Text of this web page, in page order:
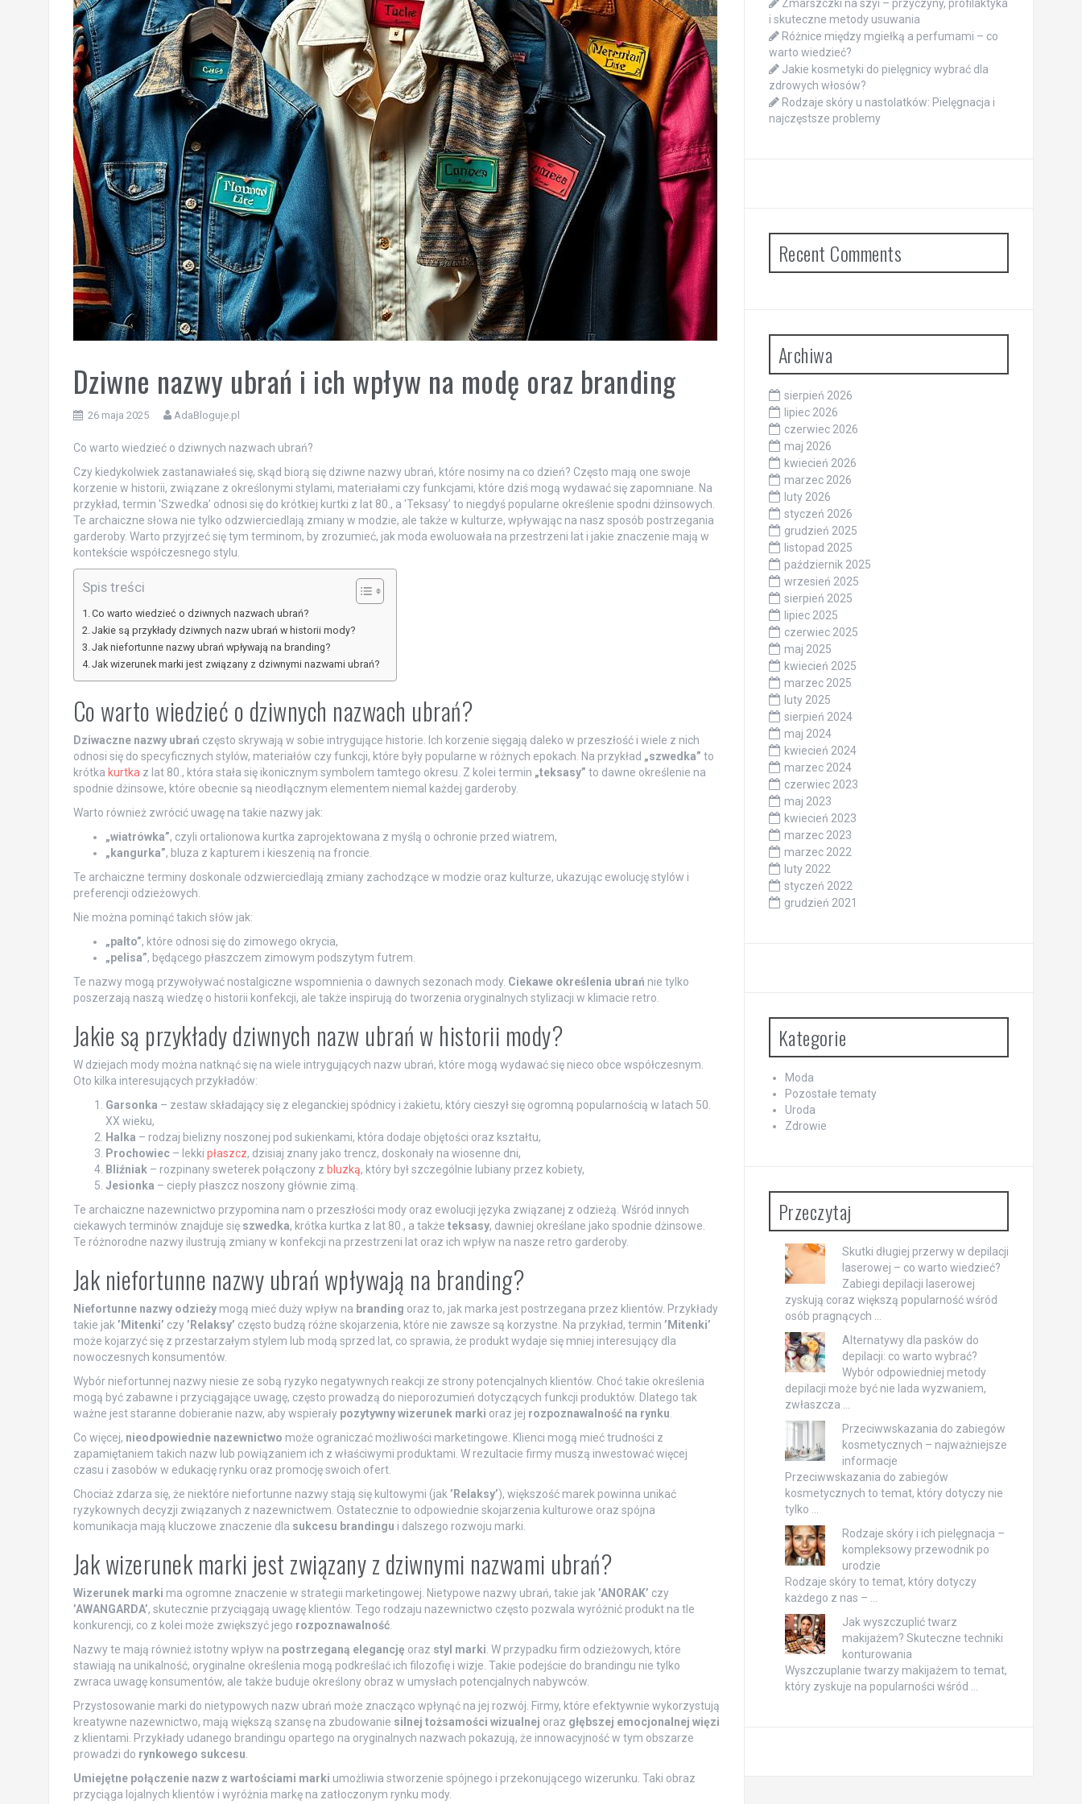
Dziwne nazwy ubrań i ich wpływ na modę oraz branding
26 maja 2025 AdaBloguje.pl
Co warto wiedzieć o dziwnych nazwach ubrań?
Czy kiedykolwiek zastanawiałeś się, skąd biorą się dziwne nazwy ubrań, które nosimy na co dzień? Często mają one swoje
korzenie w historii, związane z określonymi stylami, materiałami czy funkcjami, które dziś mogą wydawać się zapomniane. Na
przykład, termin 'Szwedka’ odnosi się do krótkiej kurtki z lat 80., a 'Teksasy’ to niegdyś popularne określenie spodni dżinsowych.
Te archaiczne słowa nie tylko odzwierciedlają zmiany w modzie, ale także w kulturze, wpływając na nasz sposób postrzegania
garderoby. Warto przyjrzeć się tym terminom, by zrozumieć, jak moda ewoluowała na przestrzeni lat i jakie znaczenie mają w
kontekście współczesnego stylu.
Spis treści
Co warto wiedzieć o dziwnych nazwach ubrań?
Jakie są przykłady dziwnych nazw ubrań w historii mody?
Jak niefortunne nazwy ubrań wpływają na branding?
Jak wizerunek marki jest związany z dziwnymi nazwami ubrań?
Co warto wiedzieć o dziwnych nazwach ubrań?
Dziwaczne nazwy ubrań często skrywają w sobie intrygujące historie. Ich korzenie sięgają daleko w przeszłość i wiele z nich
odnosi się do specyficznych stylów, materiałów czy funkcji, które były popularne w różnych epokach. Na przykład „szwedka” to
krótka kurtka z lat 80., która stała się ikonicznym symbolem tamtego okresu. Z kolei termin „teksasy” to dawne określenie na
spodnie dżinsowe, które obecnie są nieodłącznym elementem niemal każdej garderoby.
Warto również zwrócić uwagę na takie nazwy jak:
„wiatrówka”, czyli ortalionowa kurtka zaprojektowana z myślą o ochronie przed wiatrem,
„kangurka”, bluza z kapturem i kieszenią na froncie.
Te archaiczne terminy doskonale odzwierciedlają zmiany zachodzące w modzie oraz kulturze, ukazując ewolucję stylów i
preferencji odzieżowych.
Nie można pominąć takich słów jak:
„palto”, które odnosi się do zimowego okrycia,
„pelisa”, będącego płaszczem zimowym podszytym futrem.
Te nazwy mogą przywoływać nostalgiczne wspomnienia o dawnych sezonach mody. Ciekawe określenia ubrań nie tylko
poszerzają naszą wiedzę o historii konfekcji, ale także inspirują do tworzenia oryginalnych stylizacji w klimacie retro.
Jakie są przykłady dziwnych nazw ubrań w historii mody?
W dziejach mody można natknąć się na wiele intrygujących nazw ubrań, które mogą wydawać się nieco obce współczesnym.
Oto kilka interesujących przykładów:
Garsonka – zestaw składający się z eleganckiej spódnicy i żakietu, który cieszył się ogromną popularnością w latach 50.
XX wieku,
Halka – rodzaj bielizny noszonej pod sukienkami, która dodaje objętości oraz kształtu,
Prochowiec– lekki płaszcz, dzisiaj znany jako trencz, doskonały na wiosenne dni,
Bliźniak– rozpinany sweterek połączony z bluzką, który był szczególnie lubiany przez kobiety,
Jesionka – ciepły płaszcz noszony głównie zimą.
Te archaiczne nazewnictwo przypomina nam o przeszłości mody oraz ewolucji języka związanej z odzieżą. Wśród innych
ciekawych terminów znajduje się szwedka, krótka kurtka z lat 80., a także teksasy, dawniej określane jako spodnie dżinsowe.
Te różnorodne nazwy ilustrują zmiany w konfekcji na przestrzeni lat oraz ich wpływ na nasze retro garderoby.
Jak niefortunne nazwy ubrań wpływają na branding?
Niefortunne nazwy odzieżymogą mieć duży wpływ na branding oraz to, jak marka jest postrzegana przez klientów. Przykłady
takie jak ’Mitenki’ czy’Relaksy’ często budzą różne skojarzenia, które nie zawsze są korzystne. Na przykład, termin ’Mitenki’
może kojarzyć się z przestarzałym stylem lub modą sprzed lat, co sprawia, że produkt wydaje się mniej interesujący dla
nowoczesnych konsumentów.
Wybór niefortunnej nazwy niesie ze sobą ryzyko negatywnych reakcji ze strony potencjalnych klientów. Choć takie określenia
mogą być zabawne i przyciągające uwagę, często prowadzą do nieporozumień dotyczących funkcji produktów. Dlatego tak
ważne jest staranne dobieranie nazw, aby wspierały pozytywny wizerunek marki oraz jej rozpoznawalność na rynku
Co więcej, nieodpowiednie nazewnictwo może ograniczać możliwości marketingowe. Klienci mogą mieć trudności z
zapamiętaniem takich nazw lub powiązaniem ich z właściwymi produktami. W rezultacie firmy muszą inwestować więcej
czasu i zasobów w edukację rynku oraz promocję swoich ofert.
Chociaż zdarza się, że niektóre niefortunne nazwy stają się kultowymi (jak ’Relaksy’), większość marek powinna unikać
ryzykownych decyzji związanych z nazewnictwem. Ostatecznie to odpowiednie skojarzenia kulturowe oraz spójna
komunikacja mają kluczowe znaczenie dla sukcesu brandingu i dalszego rozwoju marki.
Jak wizerunek marki jest związany z dziwnymi nazwami ubrań?
Wizerunek marki ma ogromne znaczenie w strategii marketingowej. Nietypowe nazwy ubrań, takie jak ’ANORAK’ czy
’AWANGARDA’, skutecznie przyciągają uwagę klientów. Tego rodzaju nazewnictwo często pozwala wyróżnić produkt na tle
konkurencji, co z kolei może zwiększyć jego rozpoznawalność.
Nazwy te mają również istotny wpływ na postrzeganą elegancję oraz styl marki . W przypadku firm odzieżowych, które
stawiają na unikalność, oryginalne określenia mogą podkreślać ich filozofię i wizje. Takie podejście do brandingu nie tylko
zwraca uwagę konsumentów, ale także buduje określony obraz w umysłach potencjalnych nabywców.
Przystosowanie marki do nietypowych nazw ubrań może znacząco wpłynąć na jej rozwój. Firmy, które efektywnie wykorzystują
kreatywne nazewnictwo, mają większą szansę na zbudowanie silnej tożsamości wizualnej oraz głębszej emocjonalnej więzi
z klientami. Przykłady udanego brandingu opartego na oryginalnych nazwach pokazują, że innowacyjność w tym obszarze
prowadzi do rynkowego sukcesu
Umiejętne połączenie nazw z wartościami marki umożliwia stworzenie spójnego i przekonującego wizerunku. Taki obraz
przyciąga lojalnych klientów i wyróżnia markę na zatłoczonym rynku mody.
Zmarszczki na szyi – przyczyny, profilaktyka
i skuteczne metody usuwania
Różnice między mgiełką a perfumami – co
warto wiedzieć?
Jakie kosmetyki do pielęgnicy wybrać dla
zdrowych włosów?
Rodzaje skóry u nastolatków: Pielęgnacja i
najczęstsze problemy
Recent Comments
Archiwa
sierpień 2026
lipiec 2026
czerwiec 2026
maj 2026
kwiecień 2026
marzec 2026
luty 2026
styczeń 2026
grudzień 2025
listopad 2025
październik 2025
wrzesień 2025
sierpień 2025
lipiec 2025
czerwiec 2025
maj 2025
kwiecień 2025
marzec 2025
luty 2025
sierpień 2024
maj 2024
kwiecień 2024
marzec 2024
czerwiec 2023
maj 2023
kwiecień 2023
marzec 2023
marzec 2022
luty 2022
styczeń 2022
grudzień 2021
Kategorie
Moda
Pozostałe tematy
Uroda
Zdrowie
Przeczytaj
Skutki długiej przerwy w depilacji
laserowej – co warto wiedzieć?
Zabiegi depilacji laserowej
zyskują coraz większą popularność wśród
osób pragnących …
Alternatywy dla pasków do
depilacji: co warto wybrać?
Wybór odpowiedniej metody
depilacji może być nie lada wyzwaniem,
zwłaszcza …
Przeciwwskazania do zabiegów
kosmetycznych – najważniejsze
informacje
Przeciwwskazania do zabiegów
kosmetycznych to temat, który dotyczy nie
tylko …
Rodzaje skóry i ich pielęgnacja –
kompleksowy przewodnik po
urodzie
Rodzaje skóry to temat, który dotyczy
każdego z nas – …
Jak wyszczuplić twarz
makijażem? Skuteczne techniki
konturowania
Wyszczuplanie twarzy makijażem to temat,
który zyskuje na popularności wśród …